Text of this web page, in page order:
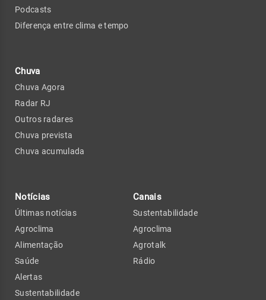
Podcasts
Diferença entre clima e tempo
Chuva
Chuva Agora
Radar RJ
Outros radares
Chuva prevista
Chuva acumulada
Notícias
Últimas notícias
Agroclima
Alimentação
Saúde
Alertas
Sustentabilidade
Canais
Sustentabilidade
Agroclima
Agrotalk
Rádio